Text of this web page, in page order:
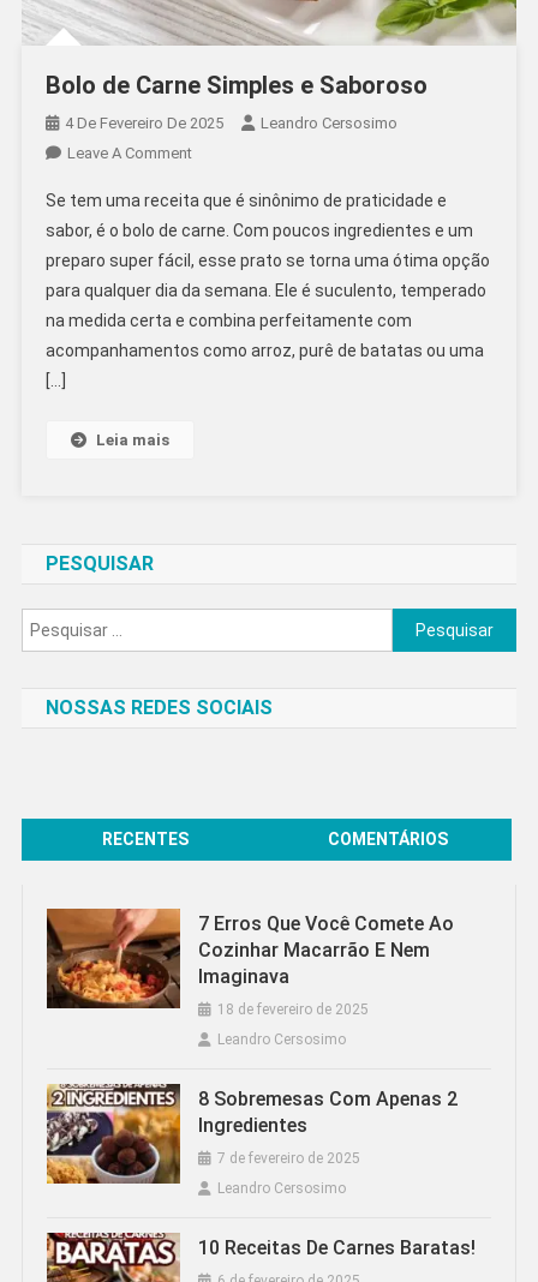
Bolo de Carne Simples e Saboroso
4 De Fevereiro De 2025
Leandro Cersosimo
Leave A CommentOn
De
Carne
Simples
E
Saboroso
Se tem uma receita que é sinônimo de praticidade e
sabor, é o bolo de carne. Com poucos ingredientes e um
preparo super fácil, esse prato se torna uma ótima opção
para qualquer dia da semana. Ele é suculento, temperado
na medida certa e combina perfeitamente com
acompanhamentos como arroz, purê de batatas ou uma
[…]
Leia mais
PESQUISAR
Pesquisar
por:
NOSSAS REDES SOCIAIS
RECENTES COMENTÁRIOS
7 Erros Que Você Comete Ao
Cozinhar Macarrão E Nem
Imaginava
18 de fevereiro de 2025
Leandro Cersosimo
8 Sobremesas Com Apenas 2
Ingredientes
7 de fevereiro de 2025
Leandro Cersosimo
10 Receitas De Carnes Baratas!